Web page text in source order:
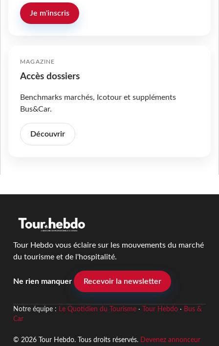
Je m'inscris
MAGAZINE
Accès dossiers
Benchmarks marchés, Icotour et suppléments
Bus&Car.
Découvrir
Tour Hebdo vous éclaire sur les mouvements du marché
du tourisme et de l'hospitalité.
Ne rien manquer Recevoir la newsletter
Notre équipe : Le Quotidien du Tourisme· Tour Hebdo· Bus &
Car
© 2026 Tour Hebdo. Tous droits réservés. Devenez annonceur